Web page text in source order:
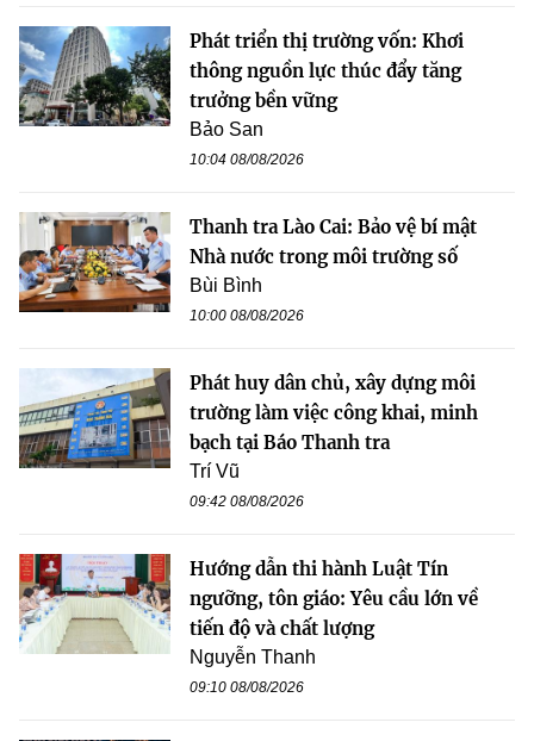
Phát triển thị trường vốn: Khơi
thông nguồn lực thúc đẩy tăng
trưởng bền vững
Bảo San
10:04 08/08/2026
Thanh tra Lào Cai: Bảo vệ bí mật
Nhà nước trong môi trường số
Bùi Bình
10:00 08/08/2026
Phát huy dân chủ, xây dựng môi
trường làm việc công khai, minh
bạch tại Báo Thanh tra
Trí Vũ
09:42 08/08/2026
Hướng dẫn thi hành Luật Tín
ngưỡng, tôn giáo: Yêu cầu lớn về
tiến độ và chất lượng
Nguyễn Thanh
09:10 08/08/2026